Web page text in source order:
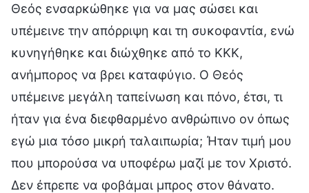
Θεός ενσαρκώθηκε για να μας σώσει και
υπέμεινε την απόρριψη και τη συκοφαντία, ενώ
κυνηγήθηκε και διώχθηκε από το ΚΚΚ,
ανήμπορος να βρει καταφύγιο. Ο Θεός
υπέμεινε μεγάλη ταπείνωση και πόνο, έτσι, τι
ήταν για ένα διεφθαρμένο ανθρώπινο ον όπως
εγώ μια τόσο μικρή ταλαιπωρία; Ήταν τιμή μου
που μπορούσα να υποφέρω μαζί με τον Χριστό.
Δεν έπρεπε να φοβάμαι μπρος στον θάνατο.